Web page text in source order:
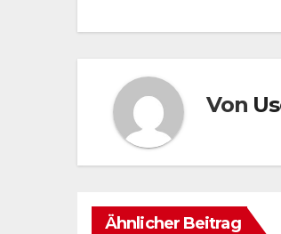
Von
Ähnlicher Beitrag